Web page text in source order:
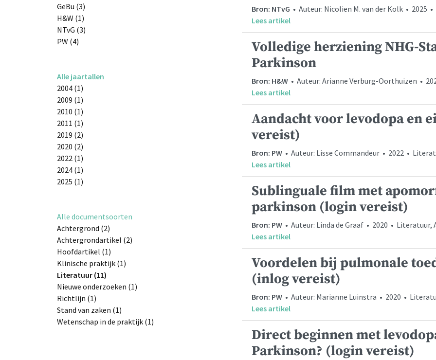
GeBu (3)
H&W (1)
NTvG (3)
PW (4)
Alle jaartallen
2004 (1)
2009 (1)
2010 (1)
2011 (1)
2019 (2)
2020 (2)
2022 (1)
2024 (1)
2025 (1)
Alle documentsoorten
Achtergrond (2)
Achtergrondartikel (2)
Hoofdartikel (1)
Klinische praktijk (1)
Literatuur (11)
Nieuwe onderzoeken (1)
Richtlijn (1)
Stand van zaken (1)
Wetenschap in de praktijk (1)
Bron: NTvG • Auteur: Nicolien M. van der Kolk • 2025
Lees artikel
Volledige herziening NHG-
Parkinson
Bron: H&W • Auteur: Arianne Verburg-Oorthuizen •
Lees artikel
Aandacht voor levodopa en
vereist)
Bron: PW • Auteur: Lisse Commandeur • 2022 •
Lees artikel
Sublinguale film met
parkinson (login vereist)
Bron: PW • Auteur: Linda de Graaf • 2020 • Literatuur,
Lees artikel
Voordelen bij pulmonale
(inlog vereist)
Bron: PW • Auteur: Marianne Luinstra • 2020 •
Lees artikel
Direct beginnen met
Parkinson? (login vereist)